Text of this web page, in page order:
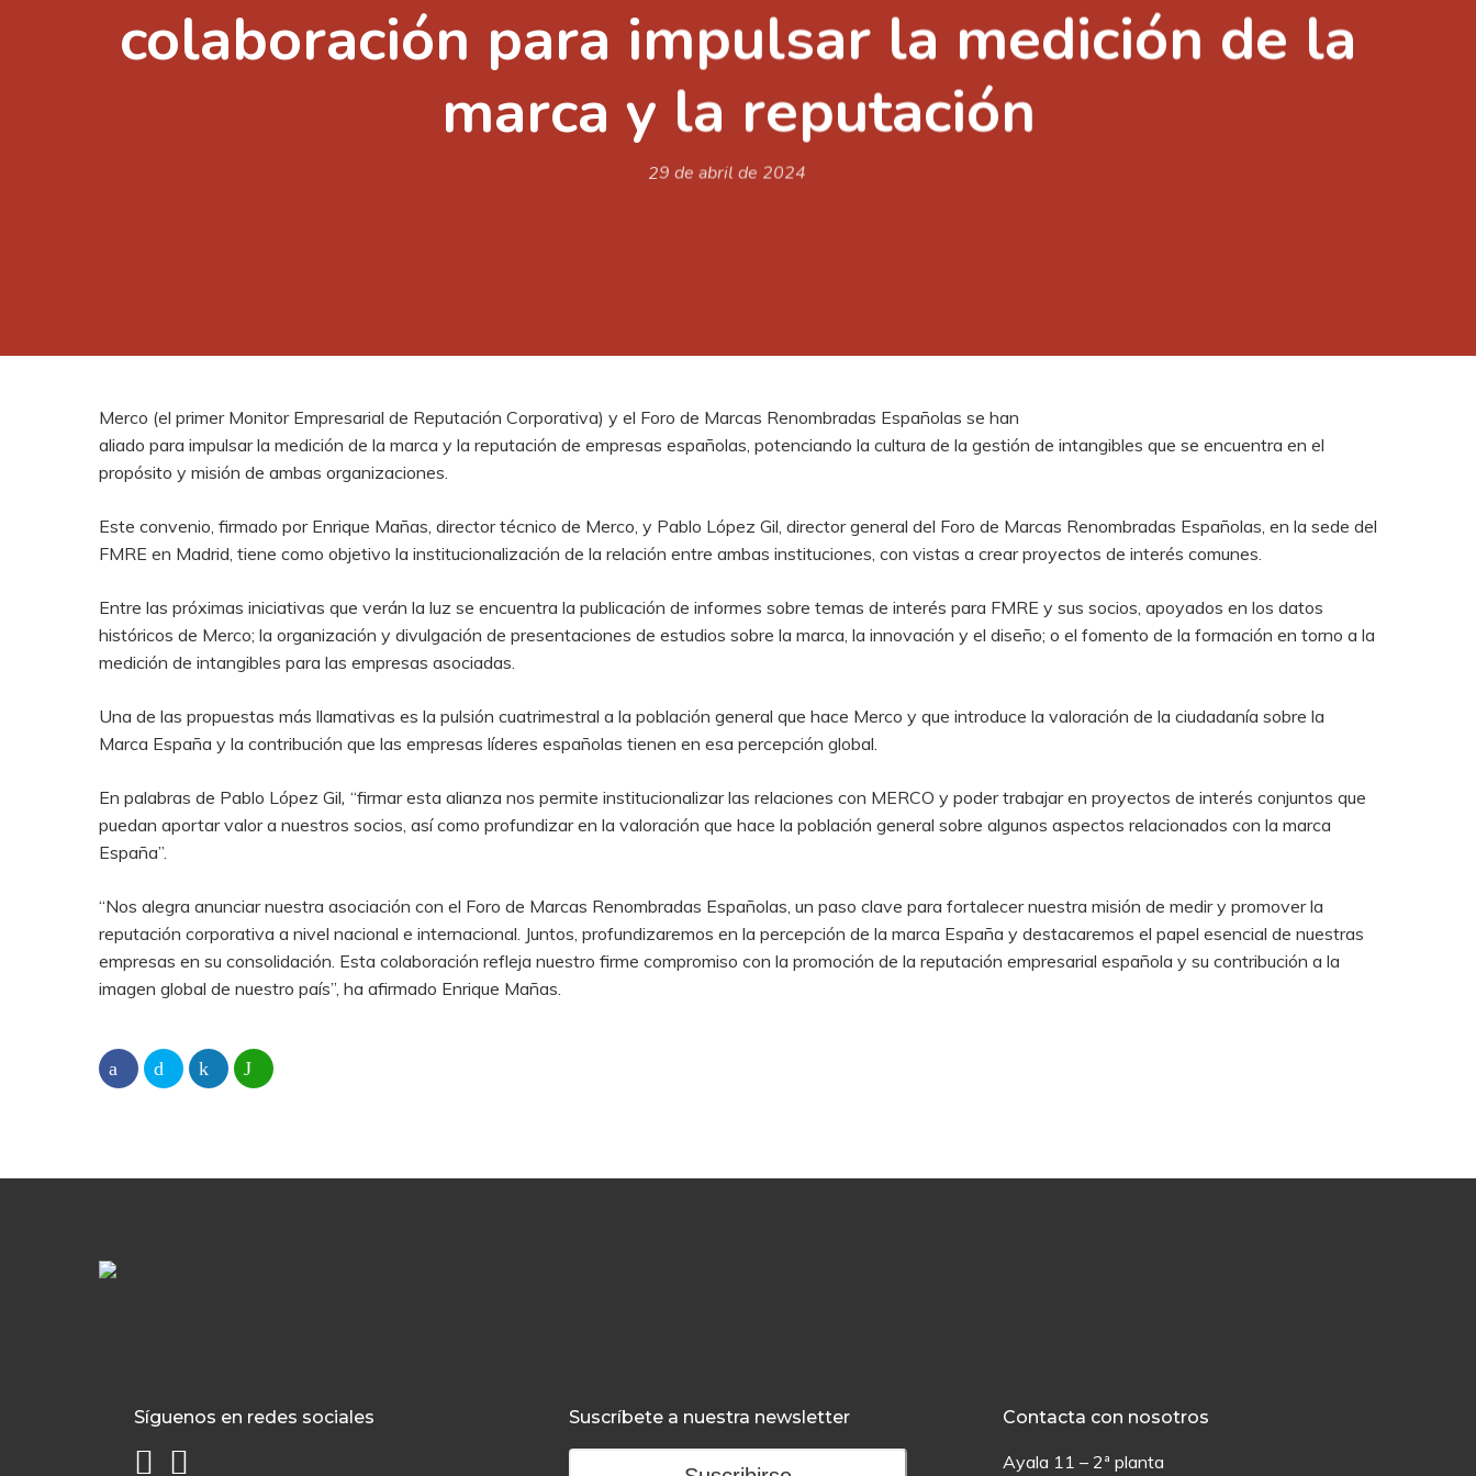
colaboración para impulsar la medición de la
marca y la reputación
29 de abril de 2024
Merco (el primer Monitor Empresarial de Reputación Corporativa) y el Foro de Marcas Renombradas Españolas se han
aliado para impulsar la medición de la marca y la reputación de empresas españolas, potenciando la cultura de la gestión de intangibles que se encuentra en el
propósito y misión de ambas organizaciones.
Este convenio, firmado por Enrique Mañas, director técnico de Merco, y Pablo López Gil, director general del Foro de Marcas Renombradas Españolas, en la sede del
FMRE en Madrid, tiene como objetivo la institucionalización de la relación entre ambas instituciones, con vistas a crear proyectos de interés comunes.
Entre las próximas iniciativas que verán la luz se encuentra la publicación de informes sobre temas de interés para FMRE y sus socios, apoyados en los datos
históricos de Merco; la organización y divulgación de presentaciones de estudios sobre la marca, la innovación y el diseño; o el fomento de la formación en torno a la
medición de intangibles para las empresas asociadas.
Una de las propuestas más llamativas es la pulsión cuatrimestral a la población general que hace Merco y que introduce la valoración de la ciudadanía sobre la
Marca España y la contribución que las empresas líderes españolas tienen en esa percepción global.
En palabras de Pablo López Gil, “firmar esta alianza nos permite institucionalizar las relaciones con MERCO y poder trabajar en proyectos de interés conjuntos que
puedan aportar valor a nuestros socios, así como profundizar en la valoración que hace la población general sobre algunos aspectos relacionados con la marca
España”.
“Nos alegra anunciar nuestra asociación con el Foro de Marcas Renombradas Españolas, un paso clave para fortalecer nuestra misión de medir y promover la
reputación corporativa a nivel nacional e internacional. Juntos, profundizaremos en la percepción de la marca España y destacaremos el papel esencial de nuestras
empresas en su consolidación. Esta colaboración refleja nuestro firme compromiso con la promoción de la reputación empresarial española y su contribución a la
imagen global de nuestro país”, ha afirmado Enrique Mañas.
Síguenos en redes sociales Suscríbete a nuestra newsletter Contacta con nosotros
Ayala 11 – 2ª planta